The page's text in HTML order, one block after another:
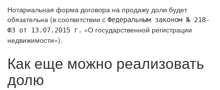
Нотариальная форма договора на продажу доли будет
обязательна (в соответствии с Федеральным законом № 218-
ФЗ от 13.07.2015 г. «О государственной регистрации
недвижимости»).
Как еще можно реализовать
долю